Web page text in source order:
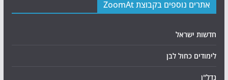
אתרים נוספים בקבוצת ZoomAt
חדשות ישראל
לימודים כחול לבן
נדל"ן